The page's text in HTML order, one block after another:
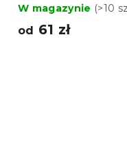
W magazynie (>10
od 61 zł